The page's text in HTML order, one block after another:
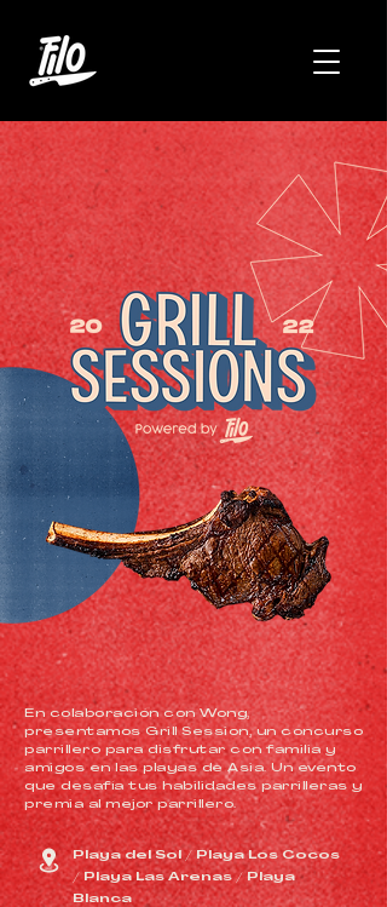
En colaboración con Wong,
presentamos Grill Session, un concurso
parrillero para disfrutar con familia y
amigos en las playas de Asia. Un evento
que desafía tus habilidades parrilleras y
premia al mejor parrillero.
Playa del Sol / Playa Los Cocos
/ Playa Las Arenas / Playa
Blanca